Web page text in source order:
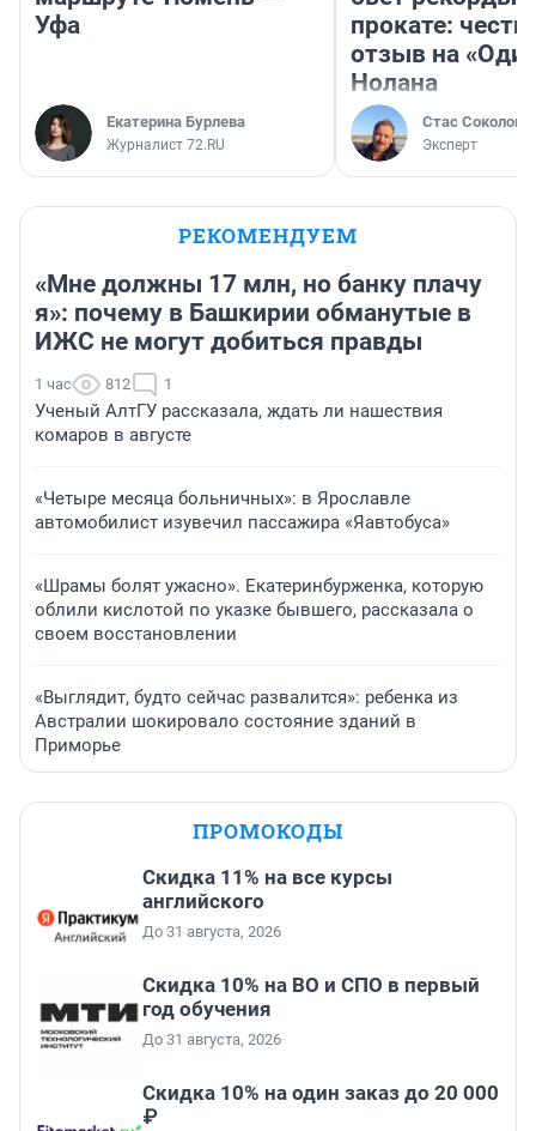
Уфа
Екатерина Бурлева
Журналист 72.RU
прокате:
отзыв на
Нолана
Стас Соколов
Эксперт
РЕКОМЕНДУЕМ
«Мне должны 17 млн, но банку плачу
я»: почему в Башкирии обманутые в
ИЖС не могут добиться правды
1 час 812 1
Ученый АлтГУ рассказала, ждать ли нашествия
комаров в августе
«Четыре месяца больничных»: в Ярославле
автомобилист изувечил пассажира «Яавтобуса»
«Шрамы болят ужасно». Екатеринбурженка, которую
облили кислотой по указке бывшего, рассказала о
своем восстановлении
«Выглядит, будто сейчас развалится»: ребенка из
Австралии шокировало состояние зданий в
Приморье
ПРОМОКОДЫ
Скидка 11% на все курсы
английского
До 31 августа, 2026
Скидка 10% на ВО и СПО в первый
год обучения
До 31 августа, 2026
Скидка 10% на один заказ до 20 000
₽